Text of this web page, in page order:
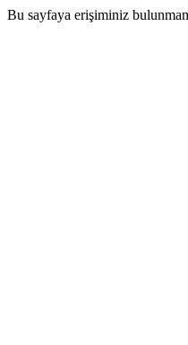
Bu sayfaya erişiminiz